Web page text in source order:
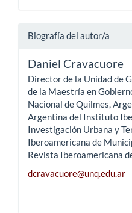
Biografía del autor/a
Daniel Cravacuore
Director de la Unidad de
de la Maestría en
Nacional de Quilmes,
Argentina del Instituto
Investigación Urbana y
Iberoamericana de
Revista Iberoamericana
dcravacuore@unq.edu.ar